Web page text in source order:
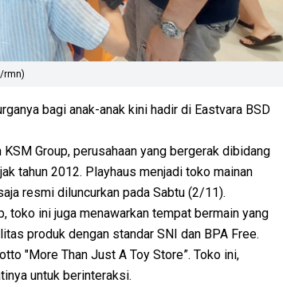
rmn)
bagi anak-anak kini hadir di Eastvara BSD
Group, perusahaan yang bergerak dibidang
tahun 2012. Playhaus menjadi toko mainan
resmi diluncurkan pada Sabtu (2/11).
toko ini juga menawarkan tempat bermain yang
produk dengan standar SNI dan BPA Free.
"More Than Just A Toy Store”. Toko ini,
untuk berinteraksi.